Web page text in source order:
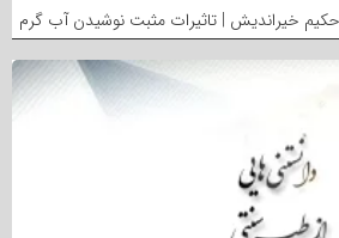
خیراندیش | تاثیرات مثبت نوشیدن آب گرم